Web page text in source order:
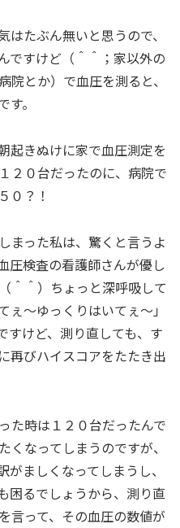
たぶん無いと思うので、
ですけど（＾＾；家以外の
とか）で血圧を測ると、
。
起きぬけに家で血圧測定を
２０台だったのに、病院で
０？！
まった私は、驚くと言うよ
圧検査の看護師さんが優し
＾＾）ちょっと深呼吸して
ぇ～ゆっくりはいてぇ～」
すけど、測り直しても、す
再びハイスコアをたたき出
た時は１２０台だったんで
なってしまうのですが、
ましくなってしまうし、
困るでしょうから、測り直
言って、その血圧の数値が